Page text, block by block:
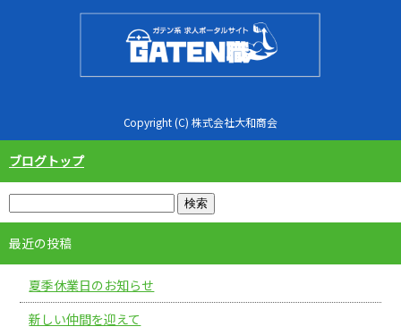
Copyright (C) 株式会社大和商会
ブログトップ
最近の投稿
夏季休業日のお知らせ
新しい仲間を迎えて